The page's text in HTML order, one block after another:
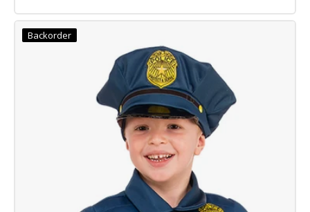
DISFRAZ
FONTANERO
Backorder